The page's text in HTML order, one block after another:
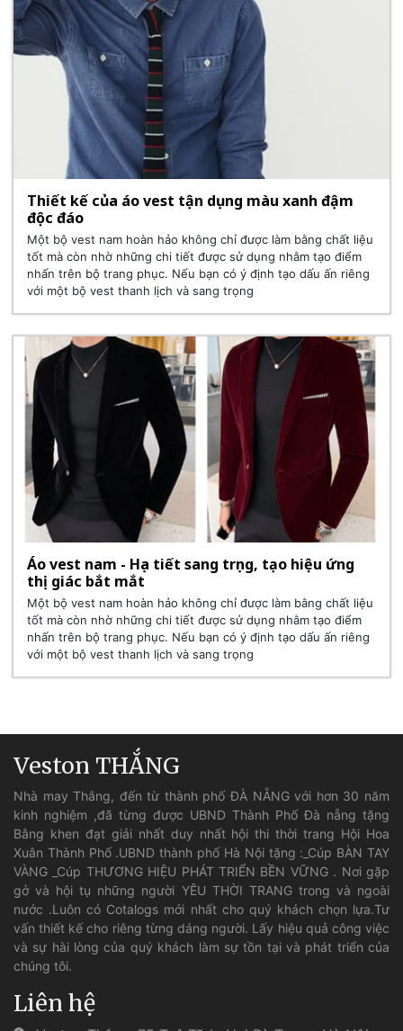
Thiết kế của áo vest tận dụng màu xanh đậm
độc đáo
Một bộ vest nam hoàn hảo không chỉ được làm bằng chất liệu
tốt mà còn nhờ những chi tiết được sử dụng nhằm tạo điểm
nhấn trên bộ trang phục. Nếu bạn có ý định tạo dấu ấn riêng
với một bộ vest thanh lịch và sang trọng
Áo vest nam - Họa tiết sang trọng, tạo hiệu ứng
thị giác bắt mắt
Một bộ vest nam hoàn hảo không chỉ được làm bằng chất liệu
tốt mà còn nhờ những chi tiết được sử dụng nhằm tạo điểm
nhấn trên bộ trang phục. Nếu bạn có ý định tạo dấu ấn riêng
với một bộ vest thanh lịch và sang trọng
Veston THẮNG
Nhà may Thắng, đến từ thành phố ĐÀ NẴNG với hơn 30 năm
kinh nghiệm ,đã từng được UBND Thành Phố Đà nẵng tặng
Bằng khen đạt giải nhất duy nhất hội thi thời trang Hội Hoa
Xuân Thành Phố .UBND thành phố Hà Nội tặng :_Cúp BÀN TAY
VÀNG _Cúp THƯƠNG HIỆU PHÁT TRIỂN BỀN VỮNG . Nơi gặp
gở và hội tụ những người YÊU THỜI TRANG trong và ngoài
nước .Luôn có Cotalogs mới nhất cho quý khách chọn lựa.Tư
vấn thiết kế cho riêng từng dáng người. Lấy hiệu quả công việc
và sự hài lòng của quý khách làm sự tồn tại và phát triển của
chúng tôi.
Liên hệ